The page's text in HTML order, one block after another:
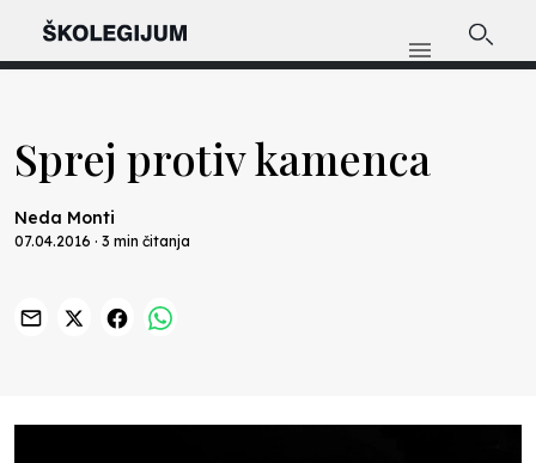
Sprej protiv kamenca
Neda Monti
07.04.2016 · 3 min čitanja